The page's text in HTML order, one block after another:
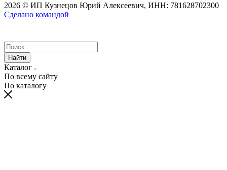
2026 © ИП Кузнецов Юрий Алексеевич, ИНН: 781628702300
Сделано командой
Найти
Каталог
По всему сайту
По каталогу